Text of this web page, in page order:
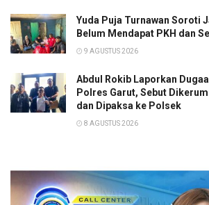
Yuda Puja Turnawan Soroti
Belum Mendapat PKH dan
9 AGUSTUS 2026
Abdul Rokib Laporkan
Polres Garut, Sebut
dan Dipaksa ke Polsek
8 AGUSTUS 2026